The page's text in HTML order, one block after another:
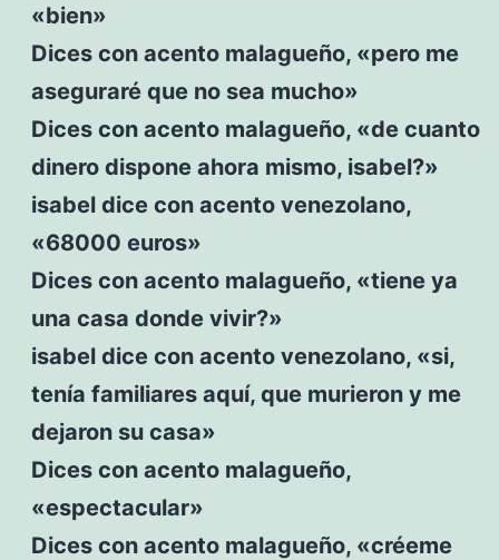
«bien»
Dices con acento malagueño, «pero me
aseguraré que no sea mucho»
Dices con acento malagueño, «de cuanto
dinero dispone ahora mismo, isabel?»
isabel dice con acento venezolano,
«68000 euros»
Dices con acento malagueño, «tiene ya
una casa donde vivir?»
isabel dice con acento venezolano, «si,
tenía familiares aquí, que murieron y me
dejaron su casa»
Dices con acento malagueño,
«espectacular»
Dices con acento malagueño, «créeme